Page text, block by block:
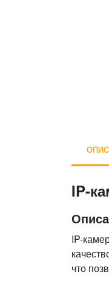
IP-
IP-
что